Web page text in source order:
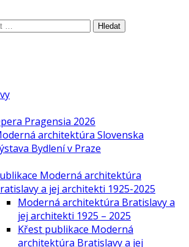
Pragensia 2026
architektúra Slovenska
Bydlení v Praze
Moderná architektúra
a jej architekti 1925-2025
Moderná architektúra Bratislavy a
jej architekti 1925 – 2025
Křest publikace Moderná
architektúra Bratislavy a jej